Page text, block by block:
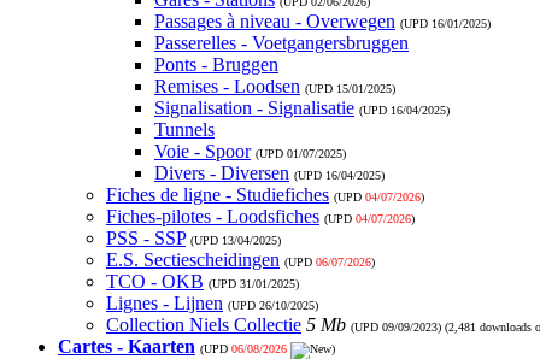
Passages à niveau - Overwegen (UPD 16/01/2025)
Passerelles - Voetgangersbruggen
Ponts - Bruggen
Remises - Loodsen (UPD 15/01/2025)
Signalisation - Signalisatie (UPD 16/04/2025)
Tunnels
Voie - Spoor (UPD 01/07/2025)
Divers - Diversen (UPD 16/04/2025)
Fiches de ligne - Studiefiches (UPD 04/07/2026)
Fiches-pilotes - Loodsfiches (UPD 04/07/2026)
PSS - SSP (UPD 13/04/2025)
E.S. Sectiescheidingen (UPD 06/07/2026)
TCO - OKB (UPD 31/01/2025)
Lignes - Lijnen (UPD 26/10/2025)
Collection Niels Collectie 5 Mb (UPD 09/09/2023) (2,481 downloads
Cartes - Kaarten (UPD 06/08/2026 )